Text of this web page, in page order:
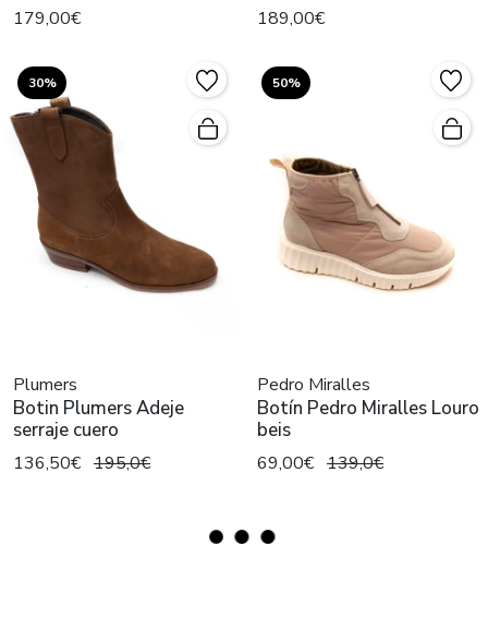
179,00€ 189,00€
30%
Plumers
Botin Plumers Adeje
serraje cuero
136,50€ 195,0€
50%
Pedro Miralles
Botín Pedro Miralles Louro
beis
69,00€ 139,0€